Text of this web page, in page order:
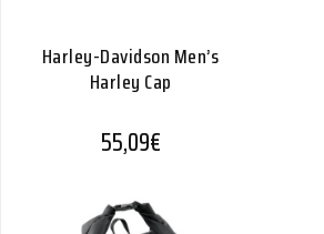
Harley-Davidson Men’s
Harley Cap
55,09€